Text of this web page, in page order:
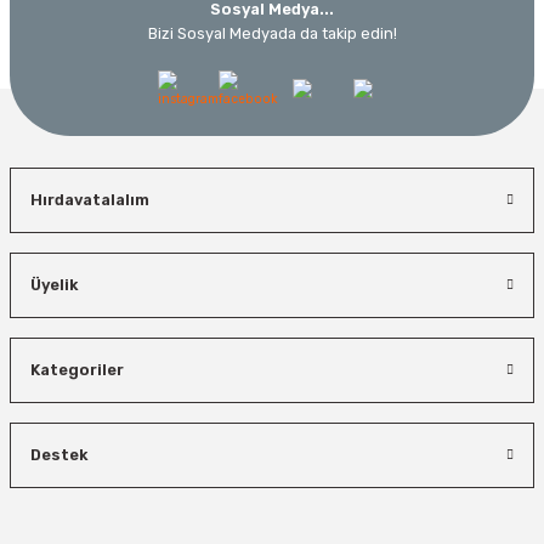
Sosyal Medya...
Bizi Sosyal Medyada da takip edin!
Hırdavatalalım
Üyelik
Kategoriler
Destek